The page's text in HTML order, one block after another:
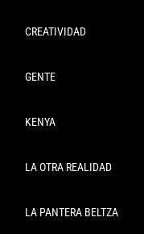
CREATIVIDAD
GENTE
KENYA
LA OTRA REALIDAD
LA PANTERA BELTZA